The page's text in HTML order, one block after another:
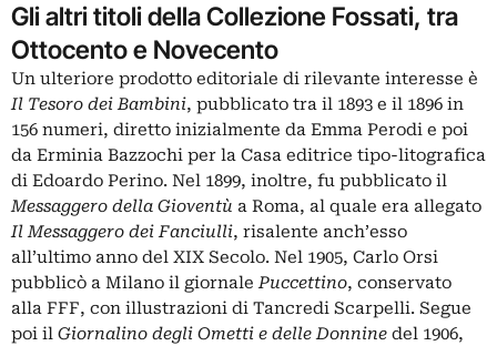
Gli altri titoli della Collezione Fossati, tra
Ottocento e Novecento
Un ulteriore prodotto editoriale di rilevante interesse è
Il Tesoro dei Bambini, pubblicato tra il 1893 e il 1896 in
156 numeri, diretto inizialmente da Emma Perodi e poi
da Erminia Bazzochi per la Casa editrice tipo-litografica
di Edoardo Perino. Nel 1899, inoltre, fu pubblicato il
Messaggero della Gioventù a Roma, al quale era allegato
Il Messaggero dei Fanciulli, risalente anch’esso
all’ultimo anno del XIX Secolo. Nel 1905, Carlo Orsi
pubblicò a Milano il giornalePuccettino, conservato
alla FFF, con illustrazioni di Tancredi Scarpelli. Segue
poi il Giornalino degli Ometti e delle Donnine del 1906,